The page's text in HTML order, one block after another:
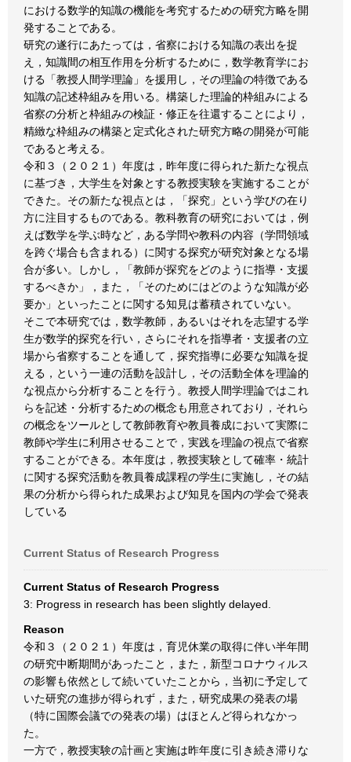
における数学的知識の機能を考究するための研究方略を開
発することである。
研究の遂行にあたっては，省察における知識の表出を捉
え，知識間の相互作用を分析するために，数学教育学にお
ける「教授人間学理論」を援用し，その理論の特徴である
知識の記述枠組みを用いる。構築した理論的枠組みによる
省察の分析と枠組みの検証・修正を往還することにより，
精緻な枠組みの構築と定式化された研究方略の開発が可能
であると考える。
令和３（２０２１）年度は，昨年度に得られた新たな視点
に基づき，大学生を対象とする教授実験を実施することが
できた。その新たな視点とは，「探究」という学びの在り
方に注目するものである。教科教育の研究においては，例
えば数学を学ぶ時など，ある学問や教科の内容（学問領域
を跨ぐ場合も含まれる）に関する探究が研究対象となる場
合が多い。しかし，「教師が探究をどのように指導・支援
するべきか」，また，「そのためにはどのような知識が必
要か」といったことに関する知見は蓄積されていない。
そこで本研究では，数学教師，あるいはそれを志望する学
生が数学的探究を行い，さらにそれを指導者・支援者の立
場から省察することを通して，探究指導に必要な知識を捉
える，という一連の活動を設計し，その活動全体を理論的
な視点から分析することを行う。教授人間学理論ではこれ
らを記述・分析するための概念も用意されており，それら
の概念をツールとして教師教育や教員養成において実際に
教師や学生に利用させることで，実践を理論の視点で省察
することができる。本年度は，教授実験として確率・統計
に関する探究活動を教員養成課程の学生に実施し，その結
果の分析から得られた成果および知見を国内の学会で発表
している
Current Status of Research Progress
Current Status of Research Progress
3: Progress in research has been slightly delayed.
Reason
令和３（２０２１）年度は，育児休業の取得に伴い半年間
の研究中断期間があったこと，また，新型コロナウィルス
の影響も依然として続いていたことから，当初に予定して
いた研究の進捗が得られず，また，研究成果の発表の場
（特に国際会議での発表の場）はほとんど得られなかっ
た。
一方で，教授実験の計画と実施は昨年度に引き続き滞りな